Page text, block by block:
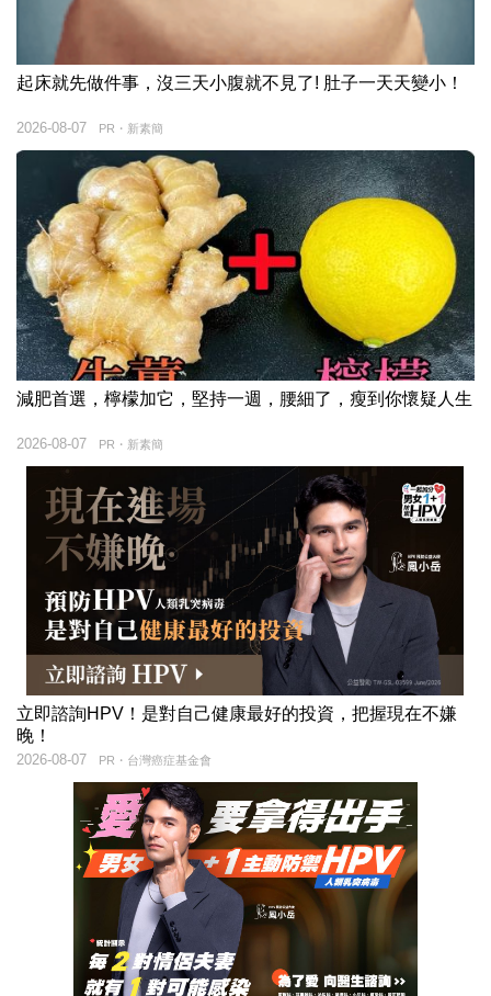
起床就先做件事，沒三天小腹就不見了! 肚子一天天變小！
PR・新素簡
2026-08-07
減肥首選，檸檬加它，堅持一週，腰細了，瘦到你懷疑人生
PR・新素簡
2026-08-07
立即諮詢HPV！是對自己健康最好的投資，把握現在不嫌
晚！
PR・台灣癌症基金會
2026-08-07